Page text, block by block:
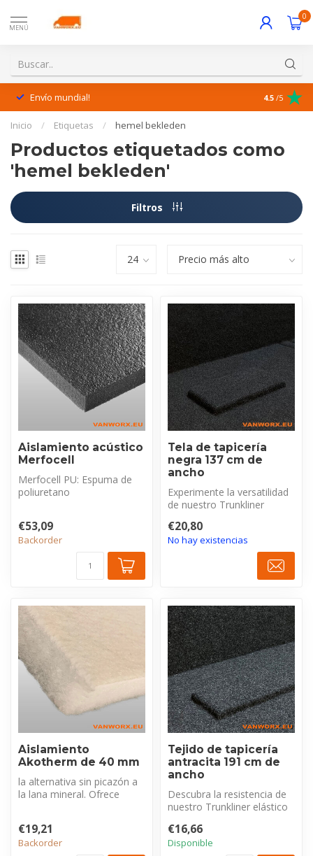
MENÚ
0
Envío mundial! ¡Excelente
4.5 /5
Inicio / Etiquetas / hemel bekleden
Productos etiquetados como
'hemel bekleden'
Filtros
Aislamiento acústico
Merfocell
Merfocell PU: Espuma de
poliuretano
€53,09
Backorder
Tela de tapicería
negra 137 cm de
ancho
Experimente la versatilidad
de nuestro Trunkliner
punzonado ...
€20,80
No hay existencias
Aislamiento
Akotherm de 40 mm
la alternativa sin picazón a
la lana mineral. Ofrece
€19,21
Backorder
Tejido de tapicería
antracita 191 cm de
ancho
Descubra la resistencia de
nuestro Trunkliner elástico
€16,66
Disponible